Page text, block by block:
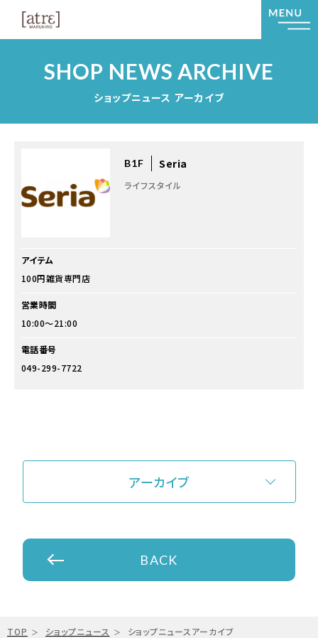
SHOP NEWS ARCHIVE
ショップニュース アーカイブ
B1F Seria
ライフスタイル
アイテム
100円雑貨専門店
営業時間
10:00～21:00
電話番号
049-299-7722
アーカイブ
BACK
TOP ショップニュース ショップニュースアーカイブ